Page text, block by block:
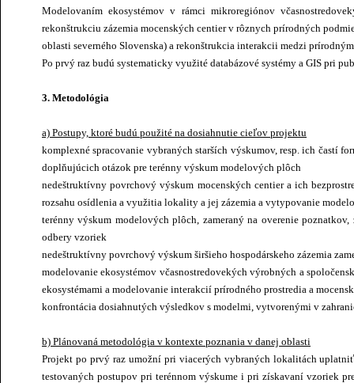
Modelovaním ekosystémov v rámci mikroregiónov
rekonštrukciu zázemia mocenských centier v rôznych prírodných
oblasti severného Slovenska) a rekonštrukcia interakcii medzi
Po prvý raz budú systematicky využité databázové systémy a GIS pri
3. Metodológia
a) Postupy, ktoré budú použité na dosiahnutie cieľov projektu
komplexné spracovanie vybraných starších výskumov, resp. ich častí
doplňujúcich otázok pre terénny výskum modelových plôch
nedeštruktívny povrchový výskum mocenských centier a ich
rozsahu osídlenia a využitia lokality a jej zázemia a vytypovanie
terénny výskum modelových plôch, zameraný na overenie
odbery vzoriek
nedeštruktívny povrchový výskum širšieho hospodárskeho zázemia
modelovanie ekosystémov včasnostredovekých výrobných a
ekosystémami a modelovanie interakcií prírodného prostredia a
konfrontácia dosiahnutých výsledkov s modelmi, vytvorenými v
b) Plánovaná metodológia v kontexte poznania v danej oblasti
Projekt po prvý raz umožní pri viacerých vybraných lokalitách
testovaných postupov pri terénnom výskume i pri získavaní vzoriek